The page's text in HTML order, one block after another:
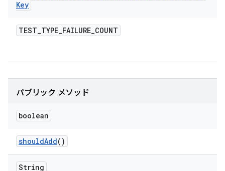
Key
TEST_TYPE_FAILURE_COUNT
パブリック メソッド
boolean
shouldAdd()
String